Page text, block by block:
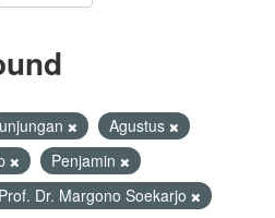
Agustus
Penjamin
Dr. Margono Soekarjo